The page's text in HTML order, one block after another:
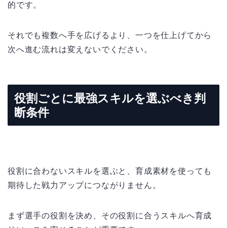
的です。
それでも複数へ手を広げるより、一つを仕上げてから
次へ進む流れは変えないでください。
役割ごとに最強スキルを選ぶべき判
断条件
役割に合わないスキルを選ぶと、育成素材を使っても
期待した戦力アップにつながりません。
まず選手の役割を決め、その役割に合うスキルへ育成